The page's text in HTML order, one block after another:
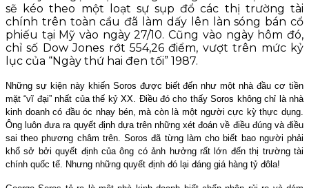
sẽ kéo theo một loạt sự sụp đổ các thị trường tài
chính trên toàn cầu đã làm dấy lên làn sóng bán cổ
phiếu tại Mỹ vào ngày 27/10. Cũng vào ngày hôm đó,
chỉ số Dow Jones rớt 554,26 điểm, vượt trên mức kỷ
lục của “Ngày thứ hai đen tối” 1987.
Những sự kiện này khiến Soros được biết đến như một nhà đầu cơ tiền
mặt “vĩ đại” nhất của thế kỷ XX. Điều đó cho thấy Soros không chỉ là nhà
kinh doanh có đầu óc nhạy bén, mà còn là một người cực kỳ thực dụng.
Ông luôn đưa ra quyết định dựa trên những xét đoán về điều đúng và điều
sai theo phương châm trên. Soros đã từng làm cho biết bao người phải
khổ sở bởi quyết định của ông có ảnh hưởng rất lớn đến thị trường tài
chính quốc tế. Nhưng những quyết định đó lại đáng giá hàng tỷ đôla!